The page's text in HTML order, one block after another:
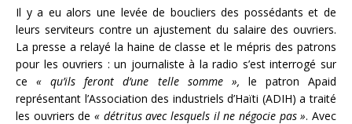
Il y a eu alors une levée de boucliers des possédants et de
leurs serviteurs contre un ajustement du salaire des ouvriers.
La presse a relayé la haine de classe et le mépris des patrons
pour les ouvriers : un journaliste à la radio s’est interrogé sur
ce« qu’ils feront d’une telle somme », le patron Apaid
représentant l’Association des industriels d’Haïti (ADIH) a traité
les ouvriers de « détritus avec lesquels il ne négocie pas ». Avec